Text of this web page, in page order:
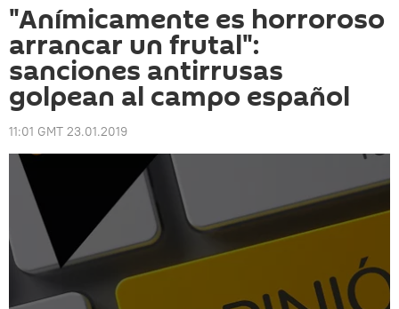
"Anímicamente es horroroso
arrancar un frutal":
sanciones antirrusas
golpean al campo español
11:01 GMT 23.01.2019